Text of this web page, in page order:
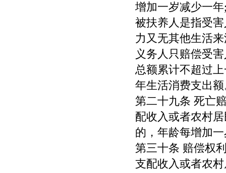
增加一岁减少一
被扶养人是指受
力又无其他生活
义务人只赔偿受
总额累计不超过
年生活消费支出
第二十九条 死亡
配收入或者农村
的，年龄每增加
第三十条 赔偿权
支配收入或者农